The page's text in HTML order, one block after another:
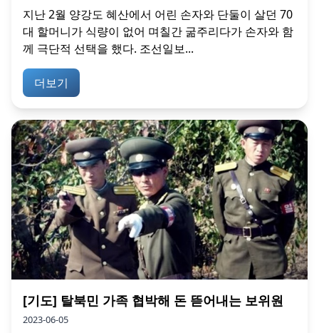
지난 2월 양강도 혜산에서 어린 손자와 단둘이 살던 70
대 할머니가 식량이 없어 며칠간 굶주리다가 손자와 함
께 극단적 선택을 했다. 조선일보...
더보기
[기도] 탈북민 가족 협박해 돈 뜯어내는 보위원
2023-06-05